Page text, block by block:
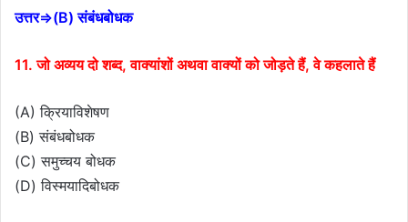
उत्तर⇒(B) संबंधबोधक
11. जो अव्यय दो शब्द, वाक्यांशों अथवा वाक्यों को जोड़ते हैं, वे कहलाते हैं
(A) क्रियाविशेषण
(B) संबंधबोधक
(C) समुच्चय बोधक
(D) विस्मयादिबोधक